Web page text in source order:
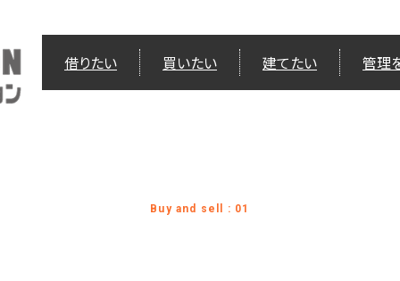
借りたい 買いたい 建てたい 管理
Buy and sell : 01